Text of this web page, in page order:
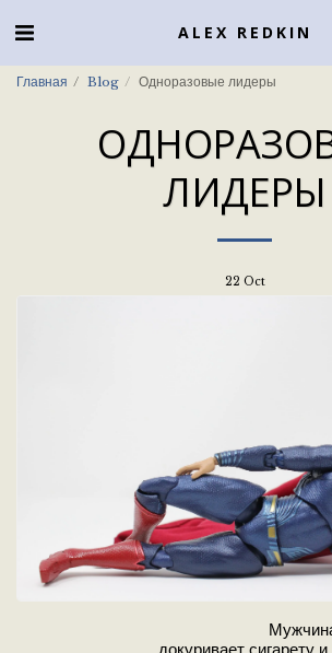
ALEX REDKIN
Главная Blog Одноразовые лидеры
ЛИДЕРЫ
22 Oct